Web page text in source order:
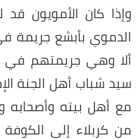
وإذا كان الأمويون قد
الدموي بأبشع جريمة
ألا وهي جريمتهم في
سيد شباب أهل الجنة
مع أهل بيته
من كربلاء إلى